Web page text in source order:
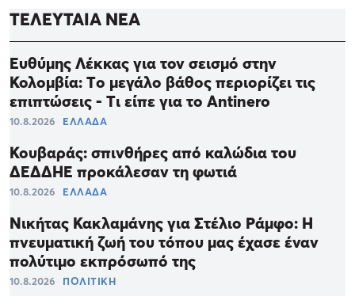
ΤΕΛΕΥΤΑΙΑ ΝΕΑ
Ευθύμης Λέκκας για τον σεισμό στην
Κολομβία: Tο μεγάλο βάθος περιορίζει τις
επιπτώσεις - Tι είπε για το Αntinero
10.8.2026 ΕΛΛΑΔΑ
Κουβαράς: σπινθήρες από καλώδια του
ΔΕΔΔΗΕ προκάλεσαν τη φωτιά
10.8.2026 ΕΛΛΑΔΑ
Νικήτας Κακλαμάνης για Στέλιο Ράμφο: Η
πνευματική ζωή του τόπου μας έχασε έναν
πολύτιμο εκπρόσωπό της
10.8.2026 ΠΟΛΙΤΙΚΗ